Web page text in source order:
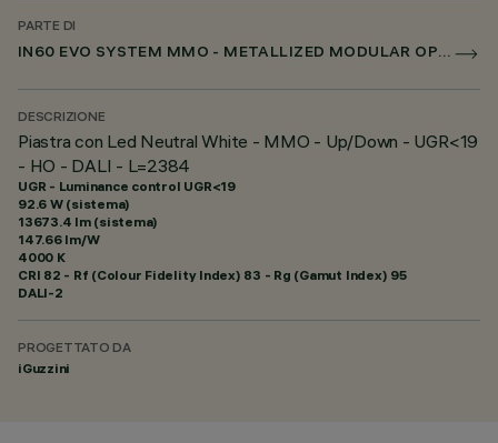
PARTE DI
IN60 EVO SYSTEM MMO - METALLIZED MODULAR OPTIC
DESCRIZIONE
Piastra con Led Neutral White - MMO - Up/Down - UGR<19
- HO - DALI - L=2384
UGR - Luminance control UGR<19
92.6 W (sistema)
13673.4 lm (sistema)
147.66 lm/W
4000 K
CRI 82 - Rf (Colour Fidelity Index) 83 - Rg (Gamut Index) 95
DALI-2
PROGETTATO DA
iGuzzini